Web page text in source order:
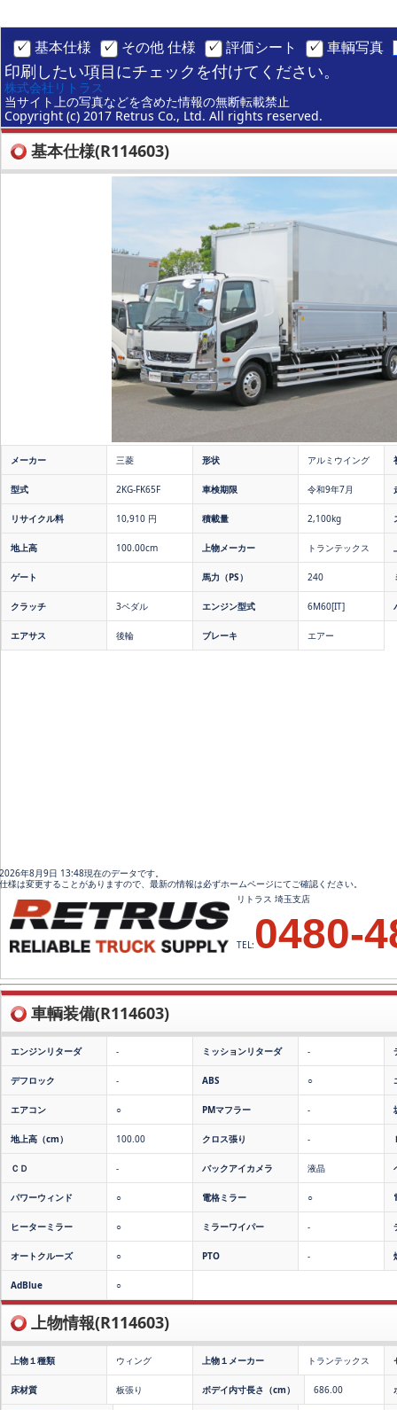
基本仕様 その他 仕様 評価シート 車輌写真
印刷したい項目にチェックを付けてください。
株式会社リトラス
当サイト上の写真などを含めた情報の無断転載禁止
Copyright (c) 2017 Retrus Co., Ltd. All rights reserved.
基本仕様(R114603)
メーカー 三菱 形状 アルミウイング
型式 2KG-FK65F 車検期限 令和9年7月
リサイクル料 10,910 円 積載量 2,100kg
地上高 100.00cm 上物メーカー トランテックス
ゲート 馬力（PS） 240
クラッチ 3ペダル エンジン型式 6M60[IT]
エアサス 後輪 ブレーキ エアー
2026年8月9日 13:48現在のデータです。
仕様は変更することがありますので、最新の情報は必ずホームページにてご確認ください。
リトラス 埼玉支店
TEL: 0480-
車輌装備(R114603)
エンジンリターダ - ミッションリターダ -
デフロック - ABS ○
エアコン ○ PMマフラー -
地上高（cm） 100.00 クロス張り -
ＣＤ - バックアイカメラ 液晶
パワーウィンド ○ 電格ミラー ○
ヒーターミラー ○ ミラーワイパー -
オートクルーズ ○ PTO -
AdBlue ○
上物情報(R114603)
上物１種類 ウィング 上物１メーカー トランテックス
床材質 板張り ボデイ内寸長さ（cm） 686.00